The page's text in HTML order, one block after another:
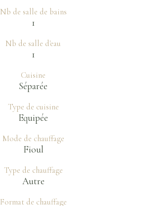
Nb de salle de bains
1
Nb de salle d'eau
1
Cuisine
Séparée
Type de cuisine
Equipée
Mode de chauffage
Fioul
Type de chauffage
Autre
Format de chauffage